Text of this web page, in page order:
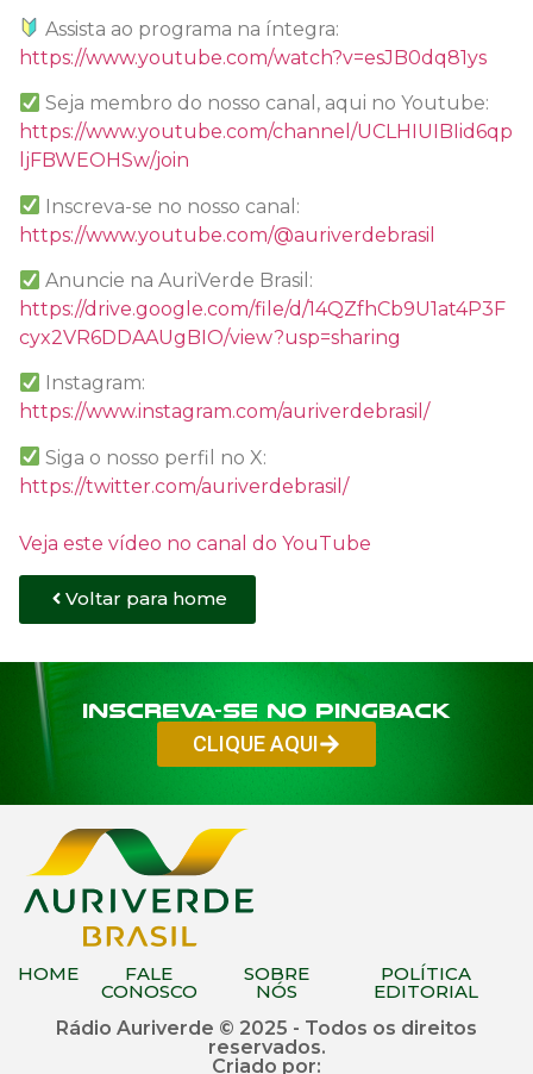
Assista ao programa na íntegra:
https://www.youtube.com/watch?v=esJB0dq81ys
Seja membro do nosso canal, aqui no Youtube:
https://www.youtube.com/channel/UCLHIUIBIid6qp
ljFBWEOHSw/join
Inscreva-se no nosso canal:
https://www.youtube.com/@auriverdebrasil
Anuncie na AuriVerde Brasil:
https://drive.google.com/file/d/14QZfhCb9U1at4P3F
cyx2VR6DDAAUgBIO/view?usp=sharing
Instagram:
https://www.instagram.com/auriverdebrasil/
Siga o nosso perfil no X:
https://twitter.com/auriverdebrasil/
Veja este vídeo no canal do YouTube
Voltar para home
Inscreva-se no PINGBACK
CLIQUE AQUI
HOME FALE
CONOSCO
SOBRE
NÓS
POLÍTICA
EDITORIAL
Rádio Auriverde © 2025 - Todos os direitos
reservados.
Criado por: